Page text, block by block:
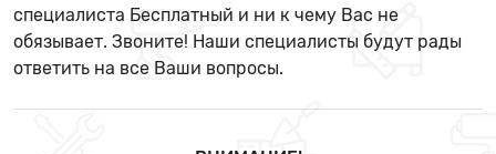
специалиста Бесплатный и ни к чему Вас не
обязывает. Звоните! Наши специалисты будут рады
ответить на все Ваши вопросы.